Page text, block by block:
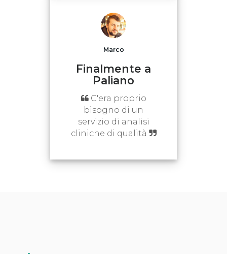
Marco
Finalmente a
Paliano
C'era proprio
bisogno di un
servizio di analisi
cliniche di qualità